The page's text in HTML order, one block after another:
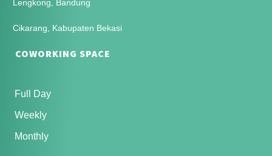
Lengkong, Bandung
Cikarang, Kabupaten Bekasi
COWORKING SPACE
Full Day
Weekly
Monthly